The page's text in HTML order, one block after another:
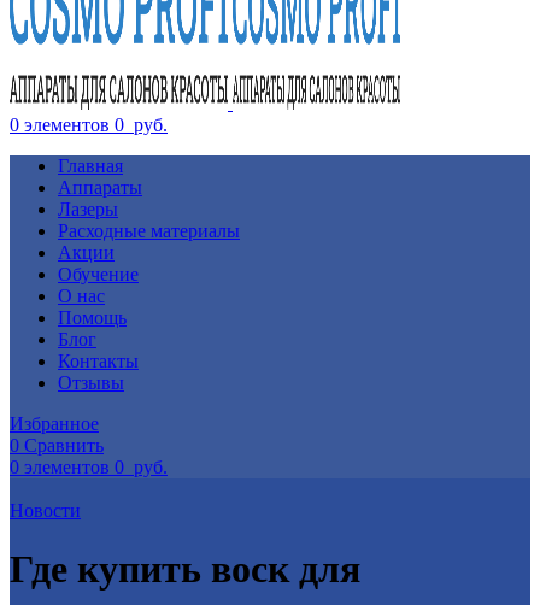
0 элементов 0 руб.
Главная
Аппараты
Лазеры
Расходные материалы
Акции
Обучение
О нас
Помощь
Блог
Контакты
Отзывы
Избранное
0 Сравнить
0 элементов 0 руб.
Новости
Где купить воск для